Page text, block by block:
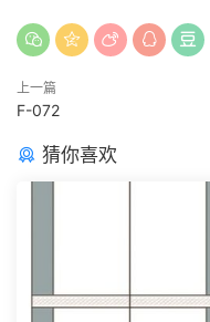
上一篇
F-072
猜你喜欢